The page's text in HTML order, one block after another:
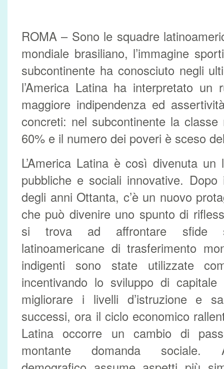
ROMA – Sono le squadre
mondiale brasiliano, l’immagine
subcontinente ha conosciuto negli
l’America Latina ha interpretato un
maggiore indipendenza ed
concreti: nel subcontinente la
60% e il numero dei poveri è sceso
L’America Latina è così divenuta
pubbliche e sociali innovative.
degli anni Ottanta, c’è un nuovo
che può divenire uno spunto di
si trova ad affrontare sfide
latinoamericane di trasferimento
indigenti sono state utilizzate
incentivando lo sviluppo di
migliorare i livelli d’istruzione e
successi, ora il ciclo economico
Latina occorre un cambio di
montante domanda sociale.